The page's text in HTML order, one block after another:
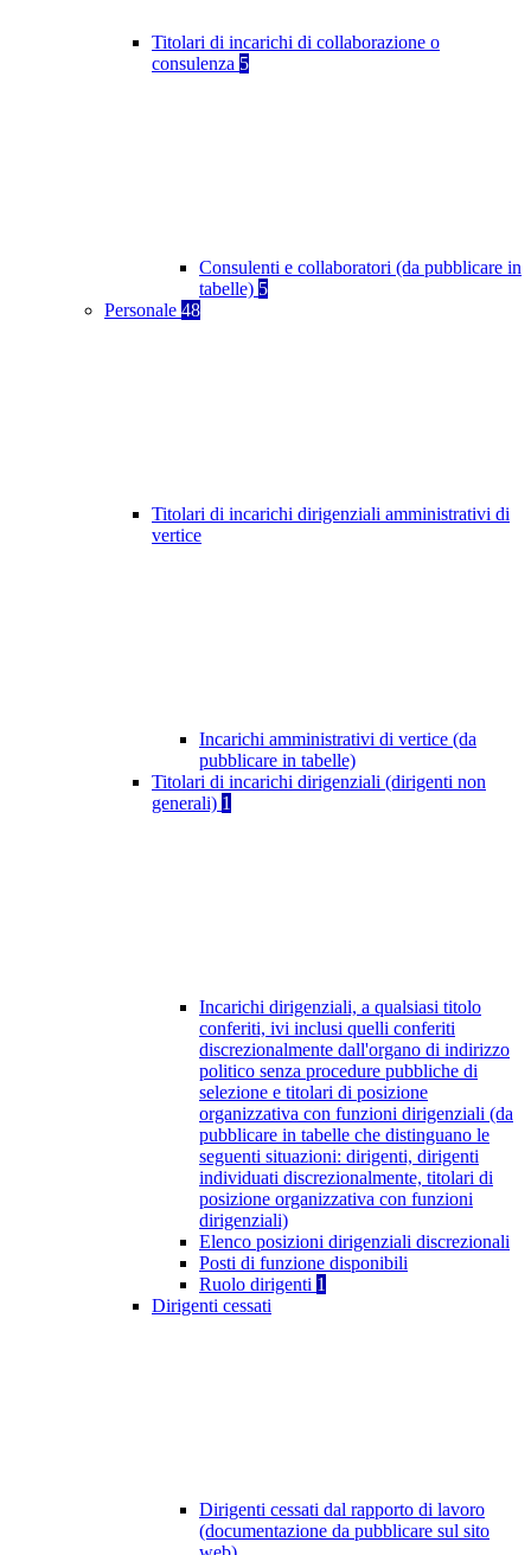
Titolari di incarichi di collaborazione o
consulenza 5
Consulenti e collaboratori (da pubblicare in
tabelle) 5
Personale 48
Titolari di incarichi dirigenziali amministrativi di
vertice
Incarichi amministrativi di vertice (da
pubblicare in tabelle)
Titolari di incarichi dirigenziali (dirigenti non
generali) 1
Incarichi dirigenziali, a qualsiasi titolo
conferiti, ivi inclusi quelli conferiti
discrezionalmente dall'organo di indirizzo
politico senza procedure pubbliche di
selezione e titolari di posizione
organizzativa con funzioni dirigenziali (da
pubblicare in tabelle che distinguano le
seguenti situazioni: dirigenti, dirigenti
individuati discrezionalmente, titolari di
posizione organizzativa con funzioni
dirigenziali)
Elenco posizioni dirigenziali discrezionali
Posti di funzione disponibili
Ruolo dirigenti 1
Dirigenti cessati
Dirigenti cessati dal rapporto di lavoro
(documentazione da pubblicare sul sito